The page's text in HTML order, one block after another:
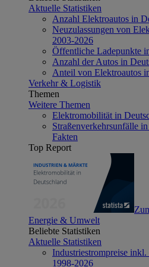
Aktuelle Statistiken
Anzahl Elektroautos in
Neuzulassungen von
2003-2026
Öffentliche Ladepunkte
Anzahl der Autos in
Anteil von Elektroautos
Verkehr & Logistik
Themen
Weitere Themen
Elektromobilität in
Straßenverkehrsunfälle
Fakten
Top Report
Energie & Umwelt
Beliebte Statistiken
Aktuelle Statistiken
Industriestrompreise
1998-2026